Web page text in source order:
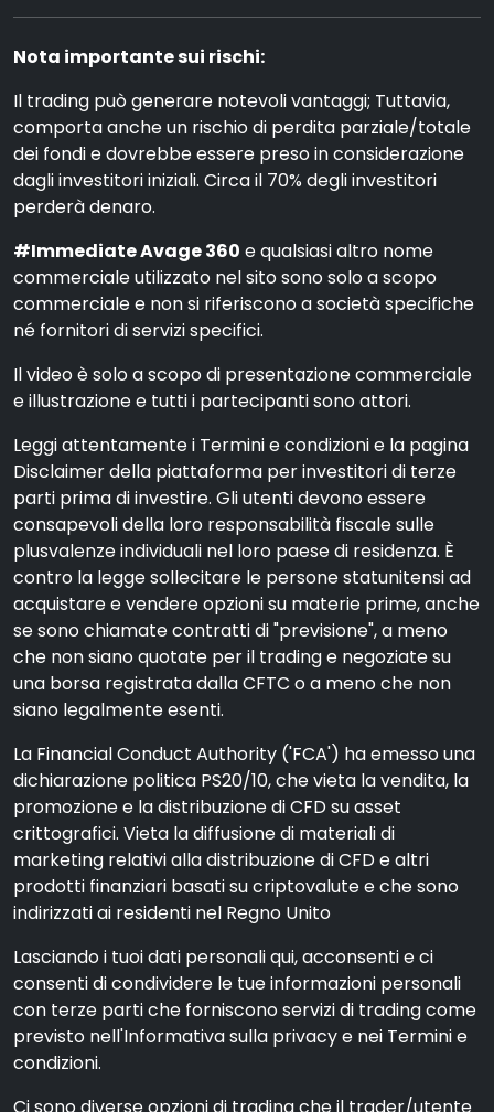
Nota importante sui rischi:
Il trading può generare notevoli vantaggi; Tuttavia,
comporta anche un rischio di perdita parziale/totale
dei fondi e dovrebbe essere preso in considerazione
dagli investitori iniziali. Circa il 70% degli investitori
perderà denaro.
#Immediate Avage 360 e qualsiasi altro nome
commerciale utilizzato nel sito sono solo a scopo
commerciale e non si riferiscono a società specifiche
né fornitori di servizi specifici.
Il video è solo a scopo di presentazione commerciale
e illustrazione e tutti i partecipanti sono attori.
Leggi attentamente i Termini e condizioni e la pagina
Disclaimer della piattaforma per investitori di terze
parti prima di investire. Gli utenti devono essere
consapevoli della loro responsabilità fiscale sulle
plusvalenze individuali nel loro paese di residenza. È
contro la legge sollecitare le persone statunitensi ad
acquistare e vendere opzioni su materie prime, anche
se sono chiamate contratti di "previsione", a meno
che non siano quotate per il trading e negoziate su
una borsa registrata dalla CFTC o a meno che non
siano legalmente esenti.
La Financial Conduct Authority ('FCA') ha emesso una
dichiarazione politica PS20/10, che vieta la vendita, la
promozione e la distribuzione di CFD su asset
crittografici. Vieta la diffusione di materiali di
marketing relativi alla distribuzione di CFD e altri
prodotti finanziari basati su criptovalute e che sono
indirizzati ai residenti nel Regno Unito
Lasciando i tuoi dati personali qui, acconsenti e ci
consenti di condividere le tue informazioni personali
con terze parti che forniscono servizi di trading come
previsto nell'Informativa sulla privacy e nei Termini e
condizioni.